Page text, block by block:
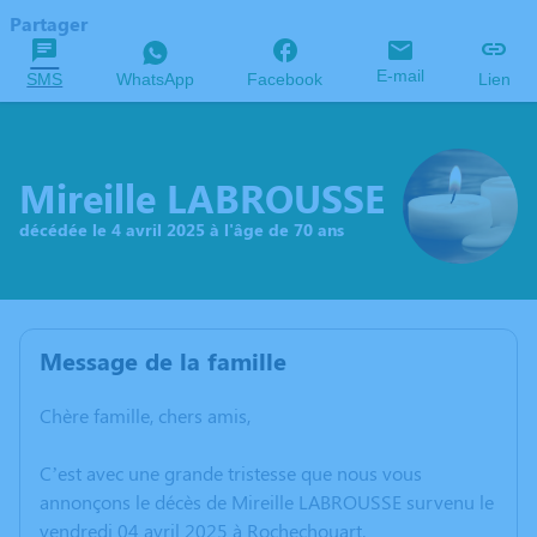
Partager
SMS WhatsApp Facebook E-mail Lien
Mireille LABROUSSE
décédée le 4 avril 2025 à l'âge de 70 ans
Message de la famille
Chère famille, chers amis,
C’est avec une grande tristesse que nous vous
annonçons le décès de Mireille LABROUSSE survenu le
vendredi 04 avril 2025 à Rochechouart.